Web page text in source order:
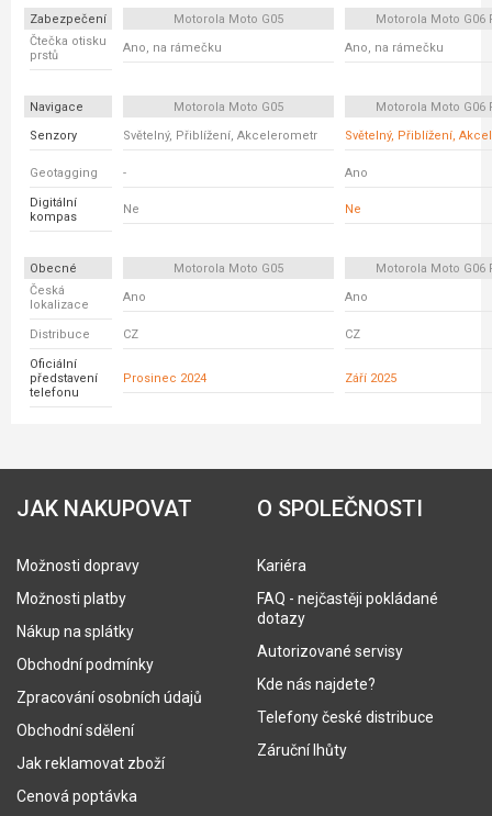
Zabezpečení Motorola Moto G05
Motorola Moto G06
Čtečka otisku
prstů
Ano, na rámečku Ano, na rámečku
Navigace Motorola Moto G05
Motorola Moto G06
Senzory
Světelný, Přiblížení, Akcelerometr Světelný, Přiblížení,
Geotagging - Ano
Digitální
kompas
Ne Ne
Obecné Motorola Moto G05
Motorola Moto G06
Česká
lokalizace
Ano Ano
Distribuce CZ CZ
Oficiální
představení
telefonu
Prosinec 2024 Září 2025
JAK NAKUPOVAT
Možnosti dopravy
Možnosti platby
Nákup na splátky
Obchodní podmínky
Zpracování osobních údajů
Obchodní sdělení
Jak reklamovat zboží
Cenová poptávka
O SPOLEČNOSTI
Kariéra
FAQ - nejčastěji pokládané
dotazy
Autorizované servisy
Kde nás najdete?
Telefony české distribuce
Záruční lhůty